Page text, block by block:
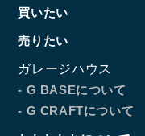
買いたい
売りたい
ガレージハウス
- G BASEについて
- G CRAFTについて